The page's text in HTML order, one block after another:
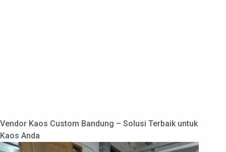
Vendor Kaos Custom Bandung – Solusi Terbaik untuk
Kaos Anda